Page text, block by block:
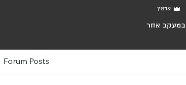
אדמין
במעקב אחר
Forum Posts